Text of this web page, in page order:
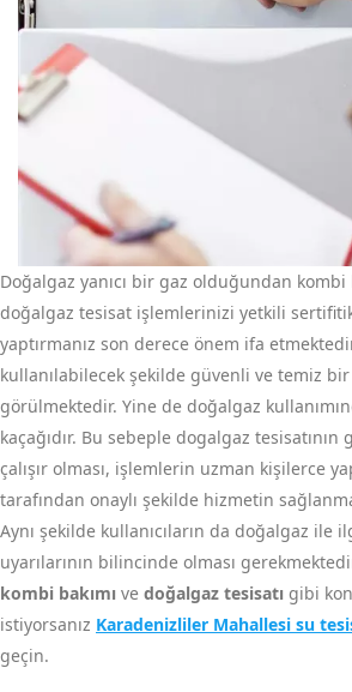
Doğalgaz yanıcı bir gaz olduğundan kombi
doğalgaz tesisat işlemlerinizi yetkili
yaptırmanız son derece önem ifa
kullanılabilecek şekilde güvenli ve temiz
görülmektedir. Yine de doğalgaz
kaçağıdır. Bu sebeple dogalgaz
çalışır olması, işlemlerin uzman kişilerce
tarafından onaylı şekilde hizmetin
Aynı şekilde kullanıcıların da doğalgaz ile
uyarılarının bilincinde olması
kombi bakımı ve doğalgaz tesisatı gibi
istiyorsanız Karadenizliler Mahallesi su
geçin.